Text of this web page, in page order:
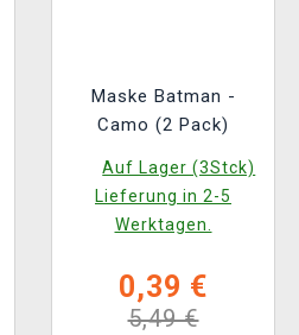
Maske Batman -
Camo (2 Pack)
Auf Lager (3Stck)
Lieferung in 2-5
Werktagen.
0,39 €
5,49 €